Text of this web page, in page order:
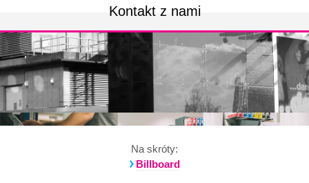
Kontakt z nami
Na skróty:
Billboard